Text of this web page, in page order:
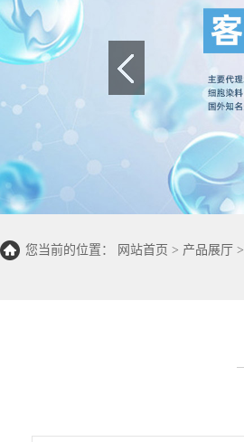
您当前的位置： 网站首页 > 产品展厅 >